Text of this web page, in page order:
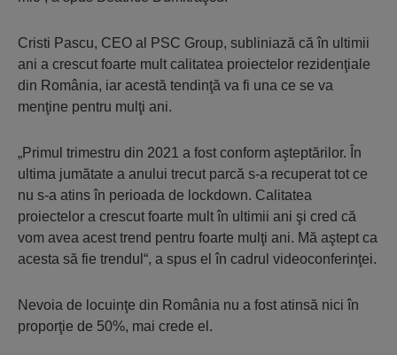
Cristi Pascu, CEO al PSC Group, subliniază că în ultimii
ani a crescut foarte mult calitatea proiectelor rezidenţiale
din România, iar acestă tendinţă va fi una ce se va
menţine pentru mulţi ani.
„Primul trimestru din 2021 a fost con­form aşteptărilor. În
ultima jumătate a anu­lui trecut parcă s-a recuperat tot ce
nu s-a atins în perioada de lockdown. Calitatea
proiectelor a crescut foarte mult în ultimii ani şi cred că
vom avea acest trend pentru foar­te mulţi ani. Mă aştept ca
acesta să fie tren­dul“, a spus el în cadrul videoconferinţei.
Nevoia de locuinţe din România nu a fost atinsă nici în
proporţie de 50%, mai crede el.